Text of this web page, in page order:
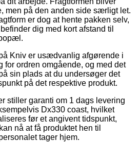
men på den anden side særligt let.
er dog at hente pakken selv,
dig med kort afstand til
Kniv er usædvanlig afgørende i
for ordren omgående, og med det
sin plads at du undersøger det
på det respektive produkt.
stiller garanti om 1 dags levering
Dx330 coast, hvilket
før et angivent tidspunkt,
nå at få produktet hen til
tager hjem.